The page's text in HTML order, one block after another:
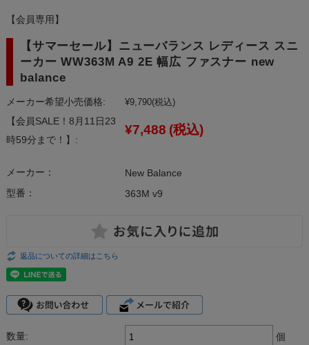
【会員専用】
【サマーセール】ニューバランス レディース スニ
ーカー WW363M A9 2E 幅広 ファスナー new
balance
メーカー希望小売価格: ¥9,790(税込)
【会員SALE！8月11日23
時59分まで！】:
¥7,488 (税込)
メーカー：
New Balance
型番：
363M v9
返品についての詳細はこちら
数量: 個